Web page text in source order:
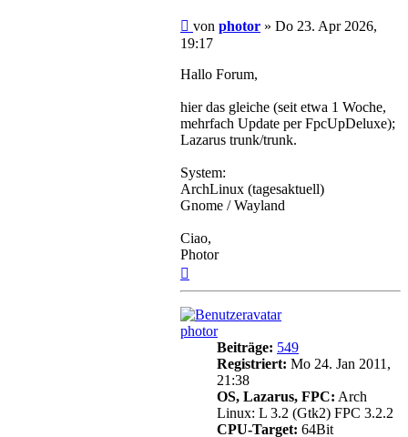
Beitrag
von photor » Do 23. Apr 2026,
19:17
Hallo Forum,
hier das gleiche (seit etwa 1 Woche,
mehrfach Update per FpcUpDeluxe);
Lazarus trunk/trunk.
System:
ArchLinux (tagesaktuell)
Gnome / Wayland
Ciao,
Photor
photor
Beiträge: 549
Registriert: Mo 24. Jan 2011,
21:38
OS, Lazarus, FPC: Arch
Linux: L 3.2 (Gtk2) FPC 3.2.2
CPU-Target: 64Bit